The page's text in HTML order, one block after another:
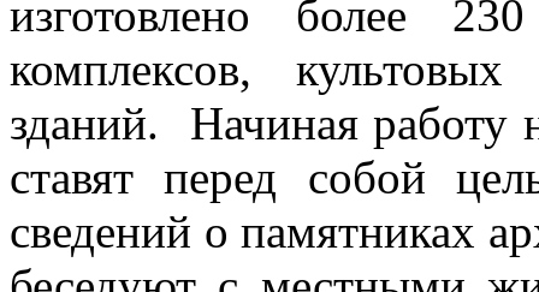
изготовлено более
комплексов,
зданий. Начиная работу
ставят перед собой
сведений о памятниках